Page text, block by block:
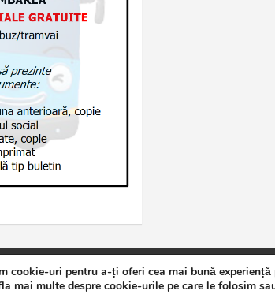
Politică de confidențialitate Theme by:Theme
cookie-uri pentru a-ți oferi cea mai bună
mai multe despre cookie-urile pe care le folosim